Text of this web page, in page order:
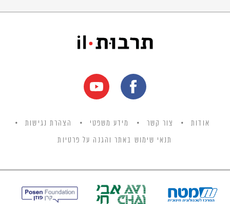
אודות צור קשר מידע משפטי הצהרת נגישות
תנאי שימוש באתר והגנה על פרטיות